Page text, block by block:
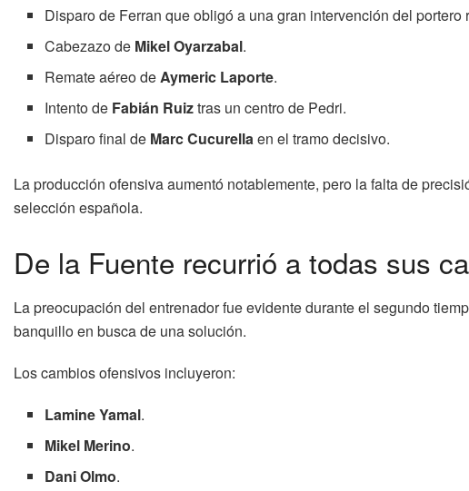
Disparo de Ferran que obligó a una gran intervención del portero
Cabezazo de Mikel Oyarzabal.
Remate aéreo deAymeric Laporte.
Intento de Fabián Ruiztras un centro de Pedri.
Disparo final de Marc Cucurellaen el tramo decisivo.
La producción ofensiva aumentó notablemente, pero la falta de
selección española.
De la Fuente recurrió a todas sus
La preocupación del entrenador fue evidente durante el segundo
banquillo en busca de una solución.
Los cambios ofensivos incluyeron:
Lamine Yamal.
Mikel Merino.
Dani Olmo.